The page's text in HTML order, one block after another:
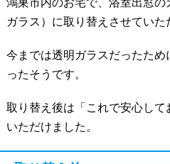
ガラス）に取り替えさせていた
今までは透明ガラスだったた
ったそうです。
取り替え後は「これで安心し
いただけました。